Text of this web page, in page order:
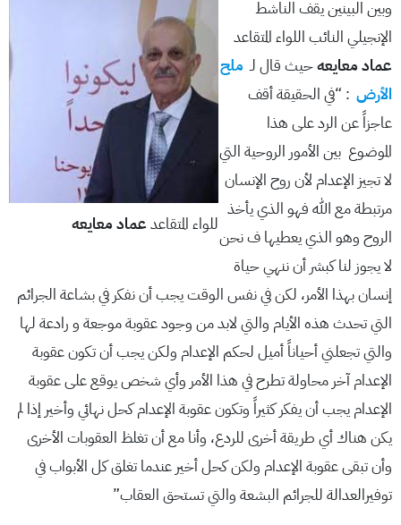
للواء المتقاعدعماد معايعه
وبين البينين يقف الناشط
الإنجيلي النائب اللواء المتقاعد
عماد معايعهحيث قال لـ ملح
الأرض : “في الحقيقة أقف
عاجزاً عن الرد على هذا
الموضوع بين الأمور الروحية التي
لا تجيز الإعدام لأن روح الإنسان
مرتبطة مع الله فهو الذي يأخذ
الروح وهو الذي يعطيها ف نحن
لا يجوز لنا كبشر أن ننهي حياة
إنسان بهذا الأمر، لكن في نفس الوقت يجب أن نفكر في بشاعة الجرائم
التي تحدث هذه الأيام والتي لابد من وجود عقوبة موجعة و رادعة لها
والتي تجعلني أحياناً أميل لحكم الإعدام ولكن يجب أن تكون عقوبة
الإعدام آخر محاولة تطرح في هذا الأمر وأي شخص يوقع على عقوبة
الإعدام يجب أن يفكر كثيراً وتكون عقوبة الإعدام كحل نهائي وأخير إذا لم
يكن هناك أي طريقة أخرى للردع، وأنا مع أن تغلظ العقوبات الأخرى
وأن تبقى عقوبة الإعدام ولكن كحل أخير عندما تغلق كل الأبواب في
توفيرالعدالة للجرائم البشعة والتي تستحق العقاب”